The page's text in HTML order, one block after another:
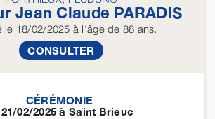
Jean Claude PARADIS
le 18/02/2025 à l'âge de 88 ans.
CONSULTER
CÉRÉMONIE
02/2025 à Saint Brieuc